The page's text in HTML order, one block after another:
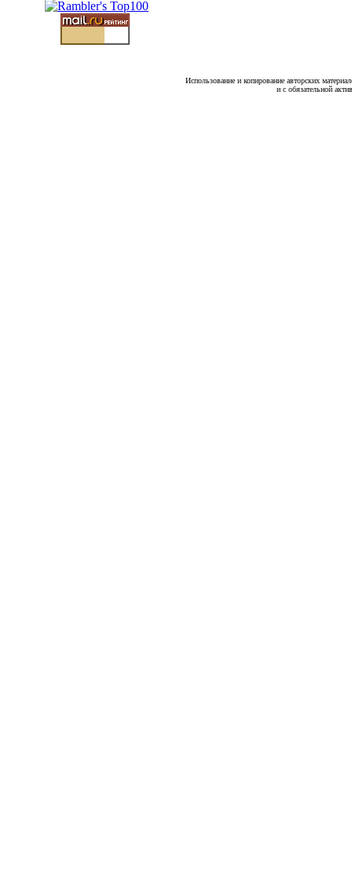
Использование и копирование авторских
и с обязательной